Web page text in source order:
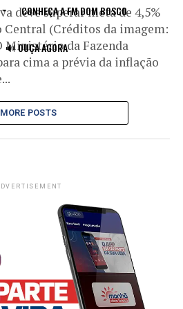
CONHEÇA A FM DOM BOSCO
🔊 OUÇA AGORA
deve superar meta de 4,5%
Central (Créditos da imagem:
Ministério da Fazenda
cima a prévia da inflação
MORE POSTS